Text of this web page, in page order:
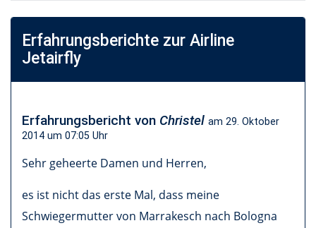
Erfahrungsberichte zur Airline
Jetairfly
Erfahrungsbericht von Christel am 29. Oktober
2014 um 07:05 Uhr
Sehr geheerte Damen und Herren,
es ist nicht das erste Mal, dass meine
Schwiegermutter von Marrakesch nach Bologna